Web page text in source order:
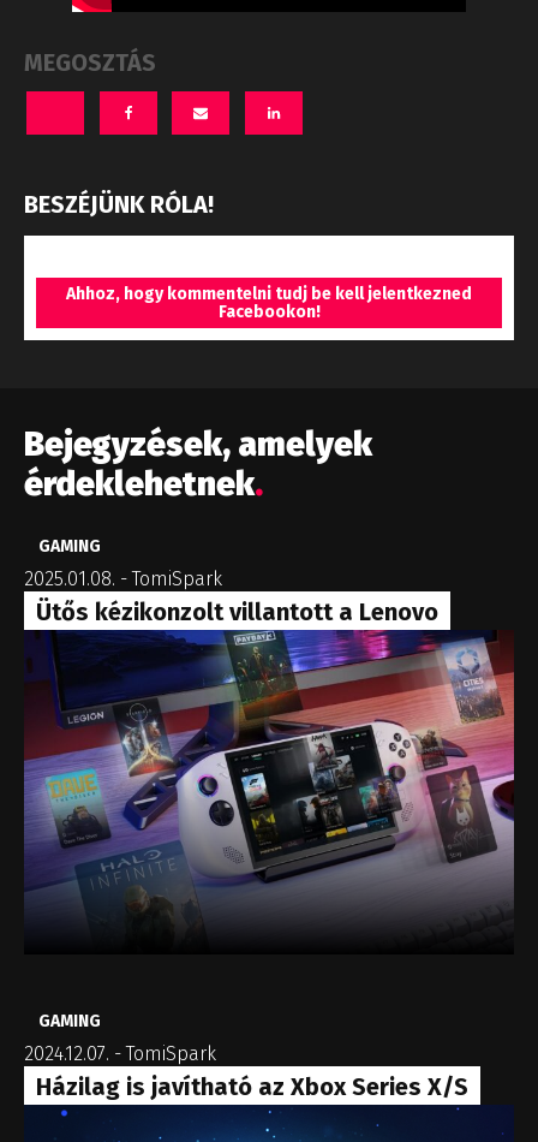
MEGOSZTÁS
BESZÉJÜNK RÓLA!
Ahhoz, hogy kommentelni tudj be kell jelentkezned
Facebookon!
Bejegyzések, amelyek
érdeklehetnek.
GAMING
2025.01.08. -TomiSpark
Ütős kézikonzolt villantott a Lenovo
GAMING
2024.12.07. -TomiSpark
Házilag is javítható az Xbox Series X/S